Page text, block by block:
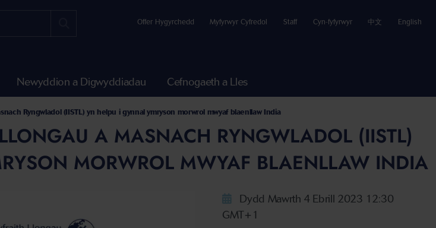
Offer Hygyrchedd Myfyrwyr Cyfredol Staff Cyn-fyfyrwyr 中文 English
Newyddion a Digwyddiadau Cefnogaeth a Lles
Clinton
Ryngwladol (IISTL) yn helpu i gynnal ymryson morwrol mwyaf blaenllaw India
A MASNACH RYNGWLADOL (IISTL)
MORWROL MWYAF BLAENLLAW INDIA
Dydd Mawrth 4 Ebrill 2023 12:30
GMT+1